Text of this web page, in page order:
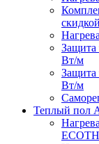
Защита
Вт/м
Защита
Вт/м
Теплый пол